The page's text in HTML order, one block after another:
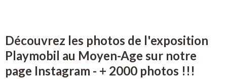
Découvrez les photos de l'exposition
Playmobil au Moyen-Age sur notre
page Instagram - + 2000 photos !!!